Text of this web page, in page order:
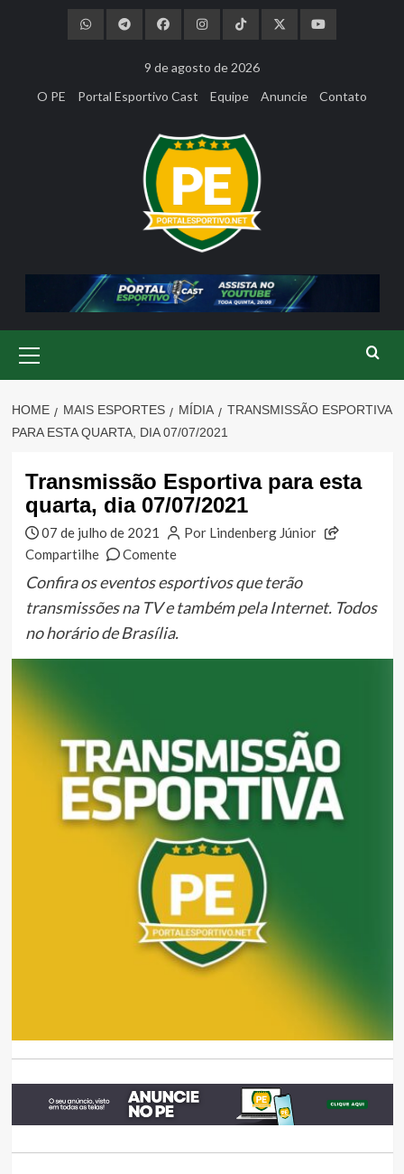
9 de agosto de 2026
O PE
Portal Esportivo Cast Equipe Anuncie Contato
Menu
HOME MAIS ESPORTES MÍDIA
TRANSMISSÃO ESPORTIVA
PARA ESTA QUARTA, DIA 07/07/2021
Transmissão Esportiva para esta
quarta, dia 07/07/2021
07 de julho de 2021
Por Lindenberg Júnior
Compartilhe
Comente
Confira os eventos esportivos que terão
transmissões na TV e também pela Internet. Todos
no horário de Brasília.